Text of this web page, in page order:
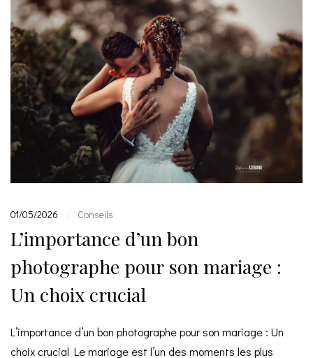
01/05/2026 | Conseils
L’importance d’un bon
photographe pour son mariage :
Un choix crucial
L’importance d’un bon photographe pour son mariage : Un
choix crucial Le mariage est l’un des moments les plus